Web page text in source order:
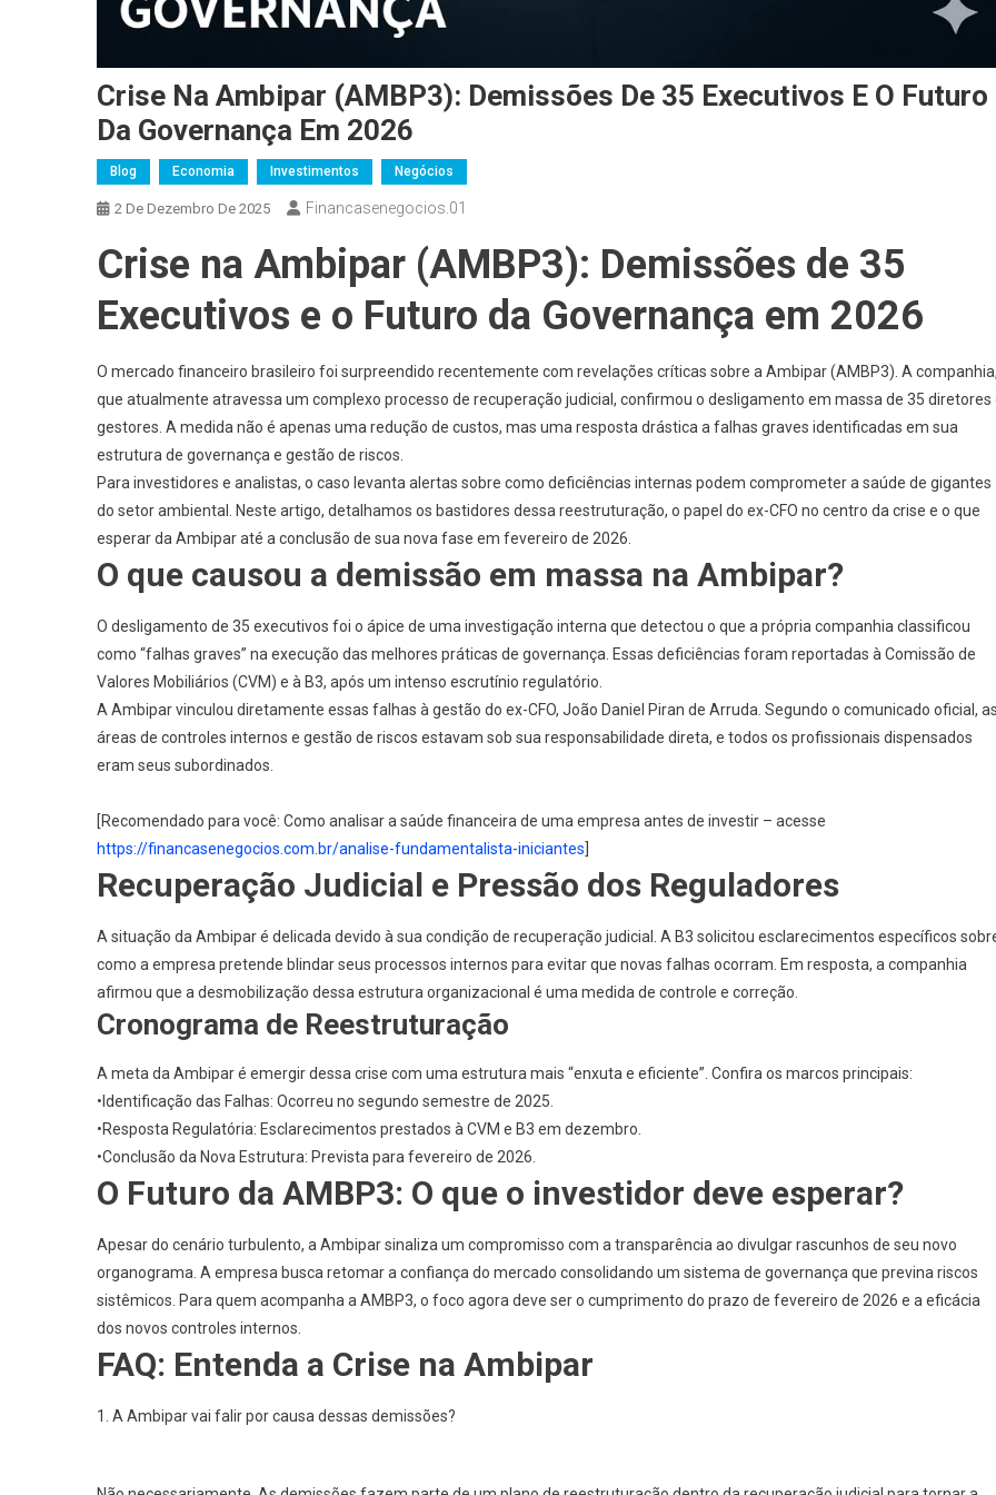
Crise Na Ambipar (AMBP3): Demissões De 35 Executivos E O Futuro
Da Governança Em 2026
Blog Economia Investimentos Negócios
2 De Dezembro De 2025 Financasenegocios.01
Crise na Ambipar (AMBP3): Demissões de 35
Executivos e o Futuro da Governança em 2026
O mercado financeiro brasileiro foi surpreendido recentemente com revelações críticas sobre a Ambipar (AMBP3) . A
que atualmente atravessa um complexo processo de recuperação judicial, confirmou o desligamento em massa de 35 diretores
gestores. A medida não é apenas uma redução de custos, mas uma resposta drástica a falhas graves identificadas em sua
estrutura de governança e gestão de riscos.
Para investidores e analistas, o caso levanta alertas sobre como deficiências internas podem comprometer a saúde de gigantes
do setor ambiental. Neste artigo, detalhamos os bastidores dessa reestruturação, o papel do ex-CFO no centro da crise e o que
esperar da Ambipar até a conclusão de sua nova fase em fevereiro de 2026.
O que causou a demissão em massa na Ambipar?
O desligamento de 35 executivos foi o ápice de uma investigação interna que detectou o que a própria companhia classificou
como “falhas graves” na execução das melhores práticas de governança. Essas deficiências foram reportadas à Comissão de
Valores Mobiliários (CVM) e à B3, após um intenso escrutínio regulatório.
A Ambipar vinculou diretamente essas falhas à gestão do ex-CFO, João Daniel Piran de Arruda . Segundo o comunicado oficial,
áreas de controles internos e gestão de riscos estavam sob sua responsabilidade direta, e todos os profissionais dispensados
eram seus subordinados.
[Recomendado para você: Como analisar a saúde financeira de uma empresa antes de investir – acesse
https://financasenegocios.com.br/analise-fundamentalista-iniciantes
Recuperação Judicial e Pressão dos Reguladores
A situação da Ambipar é delicada devido à sua condição de recuperação judicial. A B3 solicitou esclarecimentos específicos
como a empresa pretende blindar seus processos internos para evitar que novas falhas ocorram. Em resposta, a companhia
afirmou que a desmobilização dessa estrutura organizacional é uma medida de controle e correção
Cronograma de Reestruturação
A meta da Ambipar é emergir dessa crise com uma estrutura mais “enxuta e eficiente”. Confira os marcos principais:
• Identificação das Falhas: Ocorreu no segundo semestre de 2025.
•Resposta Regulatória: Esclarecimentos prestados à CVM e B3 em dezembro.
•Conclusão da Nova Estrutura: Prevista para fevereiro de 2026
O Futuro da AMBP3: O que o investidor deve esperar?
Apesar do cenário turbulento, a Ambipar sinaliza um compromisso com a transparência ao divulgar rascunhos de seu novo
organograma. A empresa busca retomar a confiança do mercado consolidando um sistema de governança que previna riscos
sistêmicos. Para quem acompanha a AMBP3, o foco agora deve ser o cumprimento do prazo de fevereiro de 2026 e a eficácia
dos novos controles internos.
FAQ: Entenda a Crise na Ambipar
1. A Ambipar vai falir por causa dessas demissões?